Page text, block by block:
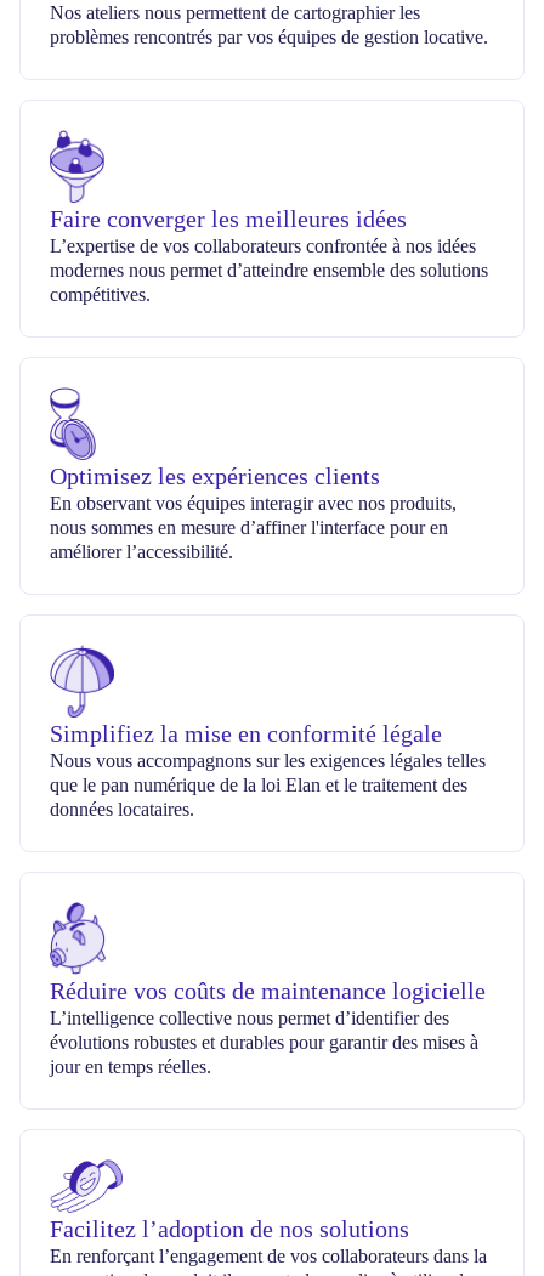
Nos ateliers nous permettent de cartographier les
problèmes rencontrés par vos équipes de gestion locative.
Faire converger les meilleures idées
L’expertise de vos collaborateurs confrontée à nos idées
modernes nous permet d’atteindre ensemble des solutions
compétitives.
Optimisez les expériences clients
En observant vos équipes interagir avec nos produits,
nous sommes en mesure d’affiner l'interface pour en
améliorer l’accessibilité.
Simplifiez la mise en conformité légale
Nous vous accompagnons sur les exigences légales telles
que le pan numérique de la loi Elan et le traitement des
données locataires.
Réduire vos coûts de maintenance logicielle
L’intelligence collective nous permet d’identifier des
évolutions robustes et durables pour garantir des mises à
jour en temps réelles.
Facilitez l’adoption de nos solutions
En renforçant l’engagement de vos collaborateurs dans la